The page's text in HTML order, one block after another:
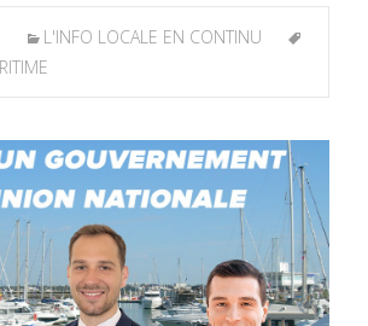
L'INFO LOCALE EN CONTINU